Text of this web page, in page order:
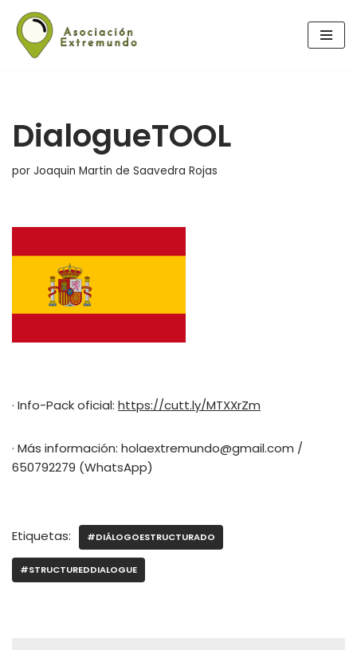
Saltar
DialogueTOOL
por Joaquin Martin de Saavedra Rojas
· Info-Pack oficial: https://cutt.ly/MTXXrZm
· Más información: holaextremundo@gmail.com /
650792279 (WhatsApp)
Etiquetas: #DIÁLOGOESTRUCTURADO
#STRUCTUREDDIALOGUE